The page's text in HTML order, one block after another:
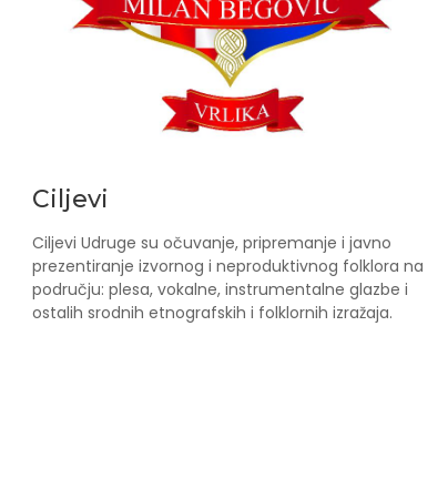
Ciljevi
Ciljevi Udruge su očuvanje, pripremanje i javno
prezentiranje izvornog i neproduktivnog folklora na
području: plesa, vokalne, instrumentalne glazbe i
ostalih srodnih etnografskih i folklornih izražaja.